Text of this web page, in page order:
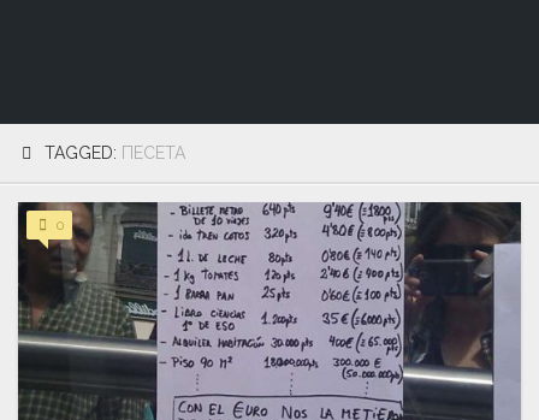
TAGGED: ПЕСЕТА
0